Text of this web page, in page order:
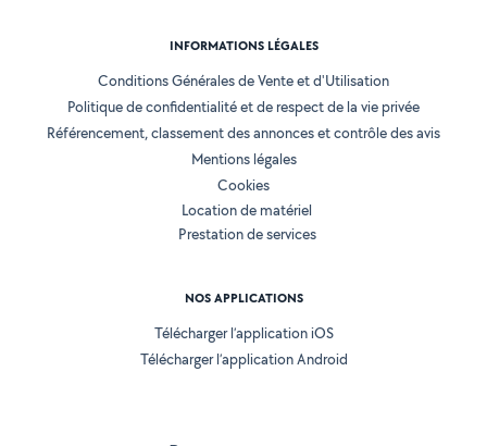
INFORMATIONS LÉGALES
Conditions Générales de Vente et d'Utilisation
Politique de confidentialité et de respect de la vie privée
Référencement, classement des annonces et contrôle des avis
Mentions légales
Cookies
Location de matériel
Prestation de services
NOS APPLICATIONS
Télécharger l’application iOS
Télécharger l’application Android